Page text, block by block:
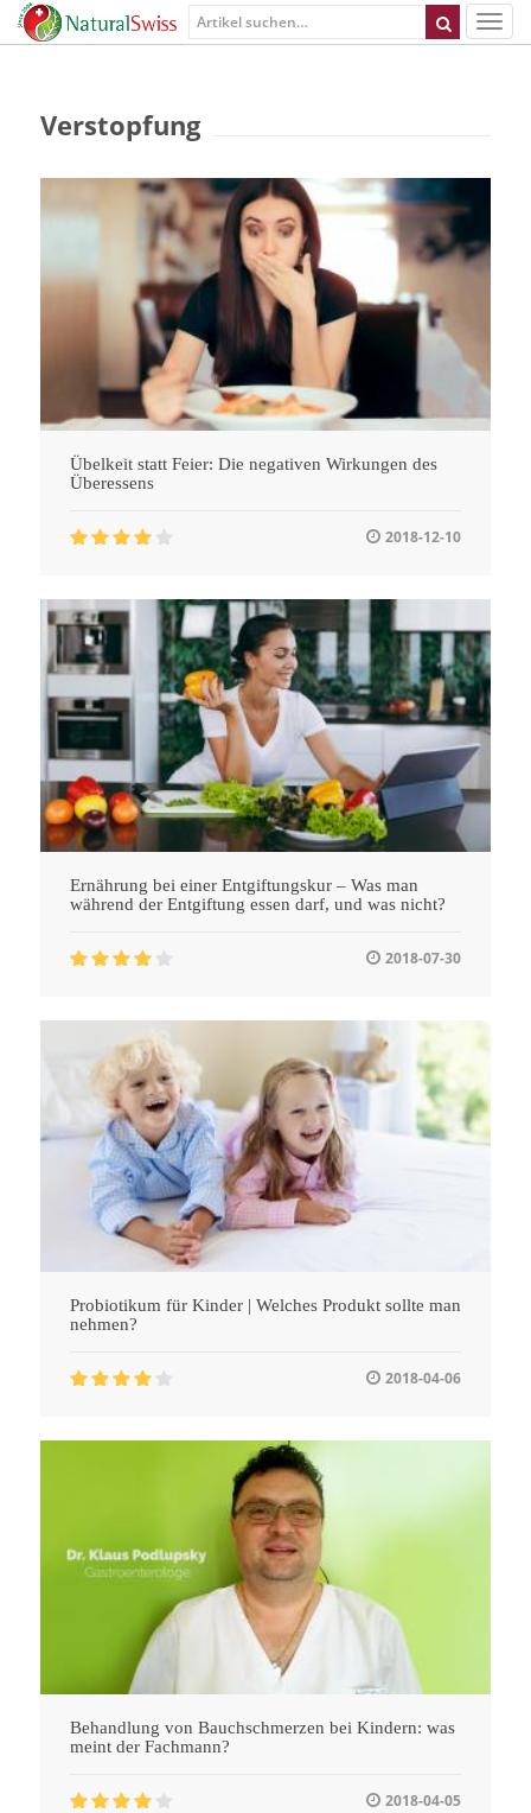
Verstopfung
Übelkeit statt Feier: Die negativen Wirkungen des
Überessens
2018-12-10
Ernährung bei einer Entgiftungskur – Was man
während der Entgiftung essen darf, und was nicht?
2018-07-30
Probiotikum für Kinder | Welches Produkt sollte man
nehmen?
2018-04-06
Behandlung von Bauchschmerzen bei Kindern: was
meint der Fachmann?
2018-04-05